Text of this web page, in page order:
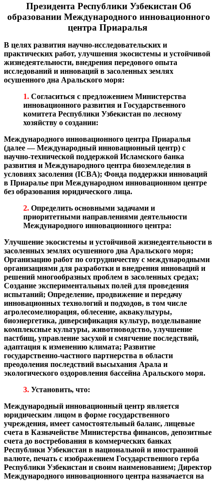
Президента Республики Узбекистан Об
образовании Международного инновационного
центра Приаралья
В целях развития научно-исследовательских и
практических работ, улучшения экосистемы и устойчивой
жизнедеятельности, внедрения передового опыта
исследований и инноваций в засоленных землях
осушенного дна Аральского моря:
1. Согласиться с предложением Министерства
инновационного развития и Государственного
комитета Республики Узбекистан по лесному
хозяйству о создании:
Международного инновационного центра Приаралья
(далее — Международный инновационный центр) с
научно-технической поддержкой Исламского банка
развития и Международного центра биоземледелия в
условиях засоления (ICBA); Фонда поддержки инноваций
в Приаралье при Международном инновационном центре
без образования юридического лица.
2. Определить основными задачами и
приоритетными направлениями деятельности
Международного инновационного центра:
Улучшение экосистемы и устойчивой жизнедеятельности в
засоленных землях осушенного дна Аральского моря;
Организацию работ по сотрудничеству с международными
организациями для разработки и внедрения инноваций и
решений многообразных проблем в засоленных средах;
Создание экспериментальных полей для проведения
испытаний; Определение, продвижение и передачу
инновационных технологий и подходов, в том числе
агролесомелиорация, облесение, аквакультуры,
биоэнергетика, диверсификация культур, возделывание
комплексные культуры, животноводство, улучшение
пастбищ, управление засухой и смягчение последствий,
адаптация к изменению климата; Развитие
государственно-частного партнерства в области
преодоления последствий высыхания Арала и
экологического оздоровления бассейна Аральского моря.
3. Установить, что:
Международный инновационный центр является
юридическим лицом в форме государственного
учреждения, имеет самостоятельный баланс, лицевые
счета в Казначействе Министерства финансов, депозитные
счета до востребования в коммерческих банках
Республики Узбекистан в национальной и иностранной
валюте, печать с изображением Государственного герба
Республики Узбекистан и своим наименованием; Директор
Международного инновационного центра назначается на